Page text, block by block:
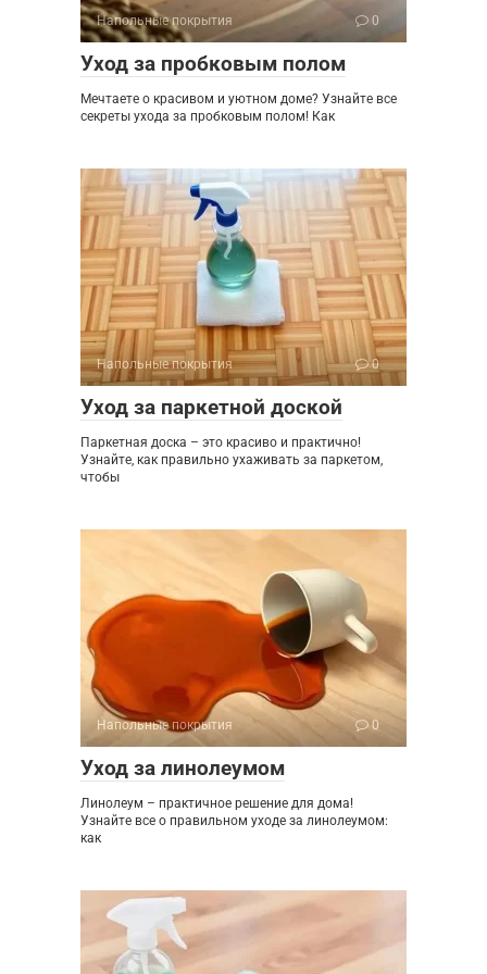
Напольные покрытия 0
Уход за пробковым полом
Мечтаете о красивом и уютном доме? Узнайте все
секреты ухода за пробковым полом! Как
Напольные покрытия 0
Уход за паркетной доской
Паркетная доска – это красиво и практично!
Узнайте, как правильно ухаживать за паркетом,
чтобы
Напольные покрытия 0
Уход за линолеумом
Линолеум – практичное решение для дома!
Узнайте все о правильном уходе за линолеумом:
как